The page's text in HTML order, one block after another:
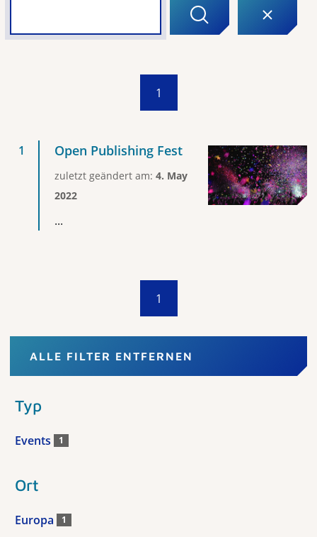
1
Open Publishing Fest
zuletzt geändert am: 4. May
2022
...
1
ALLE FILTER ENTFERNEN
Typ
Events 1
Ort
Europa 1